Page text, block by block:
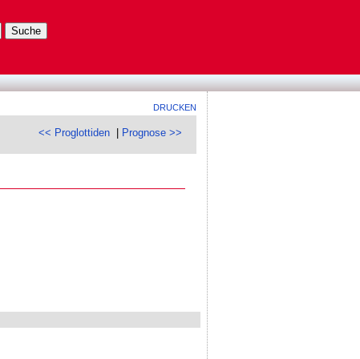
DRUCKEN
<< Proglottiden Prognose >>